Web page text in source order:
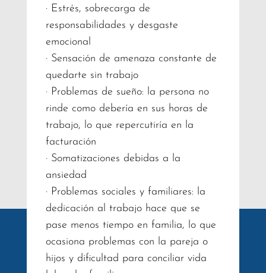
· Estrés, sobrecarga de
responsabilidades y desgaste
emocional
· Sensación de amenaza constante de
quedarte sin trabajo
· Problemas de sueño: la persona no
rinde como debería en sus horas de
trabajo, lo que repercutiría en la
facturación
· Somatizaciones debidas a la
ansiedad
· Problemas sociales y familiares: la
dedicación al trabajo hace que se
pase menos tiempo en familia, lo que
ocasiona problemas con la pareja o
hijos y dificultad para conciliar vida